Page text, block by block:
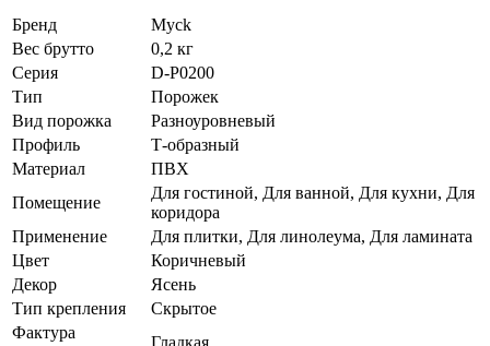
Бренд
Myck
Вес брутто
0,2 кг
Серия
D-P0200
Тип
Порожек
Вид порожка
Разноуровневый
Профиль
Т-образный
Материал
ПВХ
Помещение
Для гостиной, Для ванной, Для кухни, Для
коридора
Применение
Для плитки, Для линолеума, Для ламината
Цвет
Коричневый
Декор
Ясень
Тип крепления
Скрытое
Фактура